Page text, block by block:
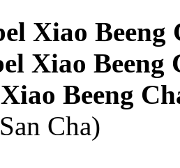
Xiao Beeng
Xiao Beeng
Beeng
Cha)